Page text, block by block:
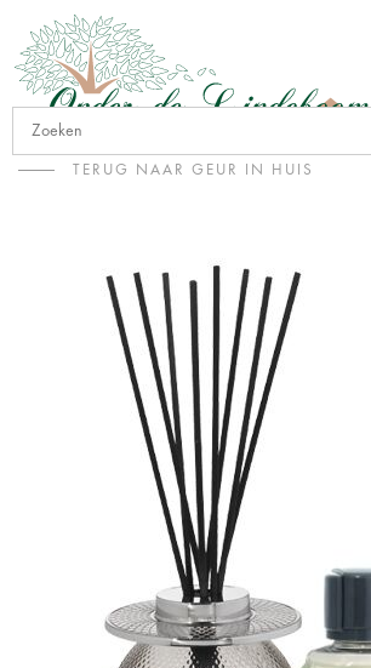
TERUG NAAR GEUR IN HUIS